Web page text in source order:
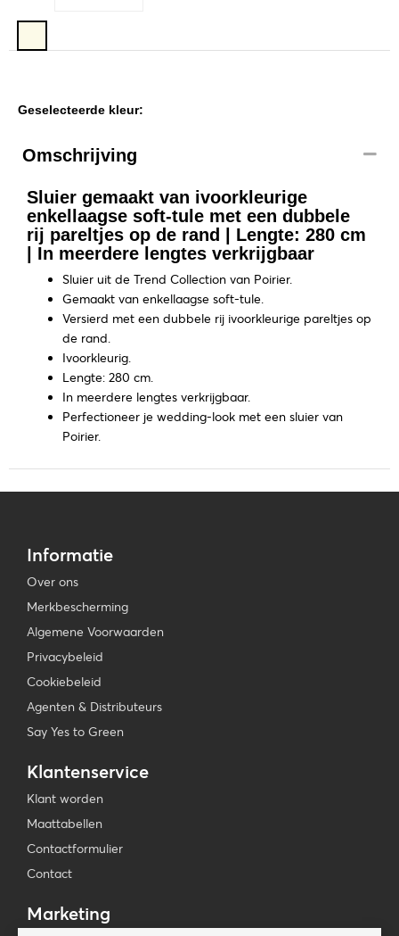
Geselecteerde kleur:
Omschrijving
Sluier gemaakt van ivoorkleurige
enkellaagse soft-tule met een dubbele
rij pareltjes op de rand | Lengte: 280 cm
| In meerdere lengtes verkrijgbaar
Sluier uit de Trend Collection van Poirier.
Gemaakt van enkellaagse soft-tule.
Versierd met een dubbele rij ivoorkleurige pareltjes op
de rand.
Ivoorkleurig.
Lengte: 280 cm.
In meerdere lengtes verkrijgbaar.
Perfectioneer je wedding-look met een sluier van
Poirier.
Informatie
Over ons
Merkbescherming
Algemene Voorwaarden
Privacybeleid
Cookiebeleid
Agenten & Distributeurs
Say Yes to Green
Klantenservice
Klant worden
Maattabellen
Contactformulier
Contact
Marketing